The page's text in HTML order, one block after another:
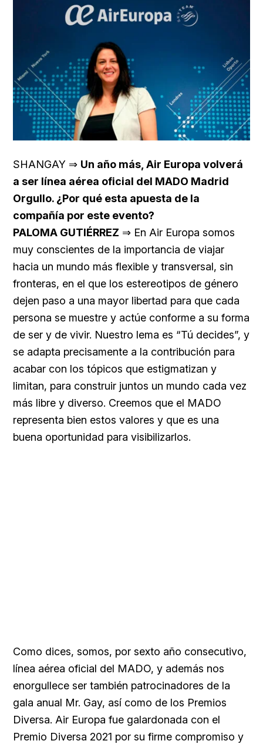
SHANGAY ⇒ Un año más, Air Europa volverá
a ser línea aérea oficial del MADO Madrid
Orgullo. ¿Por qué esta apuesta de la
compañía por este evento?
PALOMA GUTIÉRREZ ⇒ En Air Europa somos
muy conscientes de la importancia de viajar
hacia un mundo más flexible y transversal, sin
fronteras, en el que los estereotipos de género
dejen paso a una mayor libertad para que cada
persona se muestre y actúe conforme a su forma
de ser y de vivir. Nuestro lema es “Tú decides”, y
se adapta precisamente a la contribución para
acabar con los tópicos que estigmatizan y
limitan, para construir juntos un mundo cada vez
más libre y diverso. Creemos que el MADO
representa bien estos valores y que es una
buena oportunidad para visibilizarlos.
Como dices, somos, por sexto año consecutivo,
línea aérea oficial del MADO, y además nos
enorgullece ser también patrocinadores de la
gala anual Mr. Gay, así como de los Premios
Diversa. Air Europa fue galardonada con el
Premio Diversa 2021 por su firme compromiso y